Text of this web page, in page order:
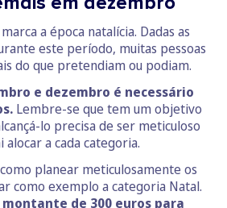
a época natalícia. Dadas as
este período, muitas pessoas
do que pretendiam ou podiam.
e dezembro é necessário
Lembre-se que tem um objetivo
lo precisa de ser meticuloso
a cada categoria.
planear meticulosamente os
como exemplo a categoria Natal.
montante de 300 euros para